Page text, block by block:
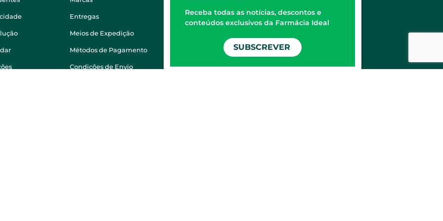
Entregas
Meios de Expedição
Métodos de Pagamento
Condições de Envio
Receba todas as notícias, descontos e
conteúdos exclusivos da Farmácia Ideal
SUBSCREVER